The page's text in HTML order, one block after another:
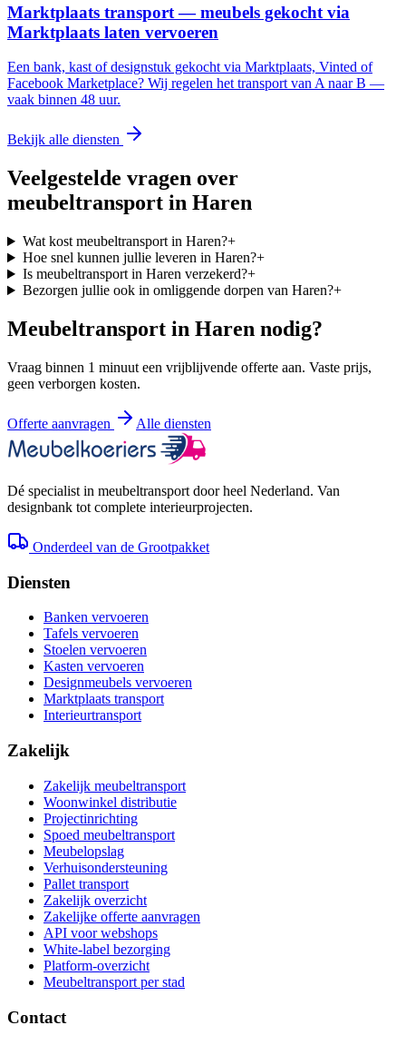
Marktplaats transport — meubels gekocht via
Marktplaats laten vervoeren
Een bank, kast of designstuk gekocht via Marktplaats, Vinted of
Facebook Marketplace? Wij regelen het transport van A naar B —
vaak binnen 48 uur.
Bekijk alle diensten
Veelgestelde vragen over
meubeltransport in Haren
Wat kost meubeltransport in Haren?+
Hoe snel kunnen jullie leveren in Haren?+
Is meubeltransport in Haren verzekerd?+
Bezorgen jullie ook in omliggende dorpen van Haren?+
Meubeltransport in Haren nodig?
Vraag binnen 1 minuut een vrijblijvende offerte aan. Vaste prijs,
geen verborgen kosten.
Offerte aanvragen Alle diensten
Dé specialist in meubeltransport door heel Nederland. Van
designbank tot complete interieurprojecten.
Onderdeel van de Grootpakket
Diensten
Banken vervoeren
Tafels vervoeren
Stoelen vervoeren
Kasten vervoeren
Designmeubels vervoeren
Marktplaats transport
Interieurtransport
Zakelijk
Zakelijk meubeltransport
Woonwinkel distributie
Projectinrichting
Spoed meubeltransport
Meubelopslag
Verhuisondersteuning
Pallet transport
Zakelijk overzicht
Zakelijke offerte aanvragen
API voor webshops
White-label bezorging
Platform-overzicht
Meubeltransport per stad
Contact